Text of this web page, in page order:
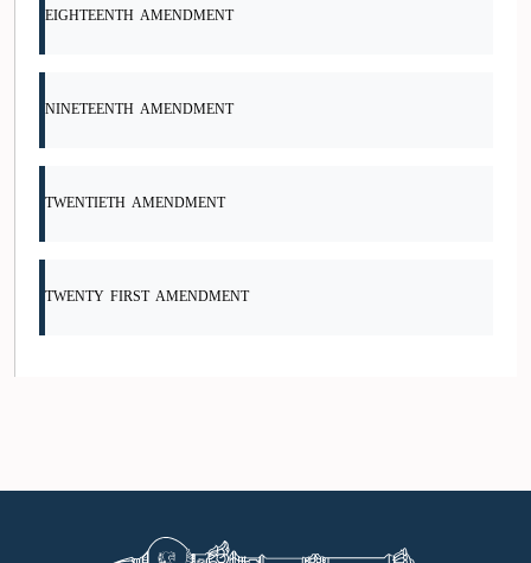
EIGHTEENTH AMENDMENT
NINETEENTH AMENDMENT
TWENTIETH AMENDMENT
TWENTY FIRST AMENDMENT